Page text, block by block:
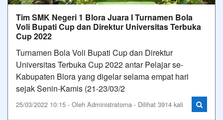
Tim SMK Negeri 1 Blora Juara I Turnamen Bola
Voli Bupati Cup dan Direktur Universitas Terbuka
Cup 2022
Turnamen Bola Voli Bupati Cup dan Direktur
Universitas Terbuka Cup 2022 antar Pelajar se-
Kabupaten Blora yang digelar selama empat hari
sejak Senin-Kamis (21-23/03/2
25/03/2022 10:15 - Oleh Administratorna - Dilihat 3914 kali